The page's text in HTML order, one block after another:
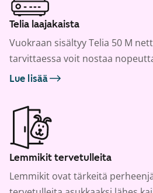
Telia laajakaista
Vuokraan sisältyy Telia 50 M
tarvittaessa voit nostaa
Lue lisää
Lemmikit tervetulleita
Lemmikit ovat tärkeitä